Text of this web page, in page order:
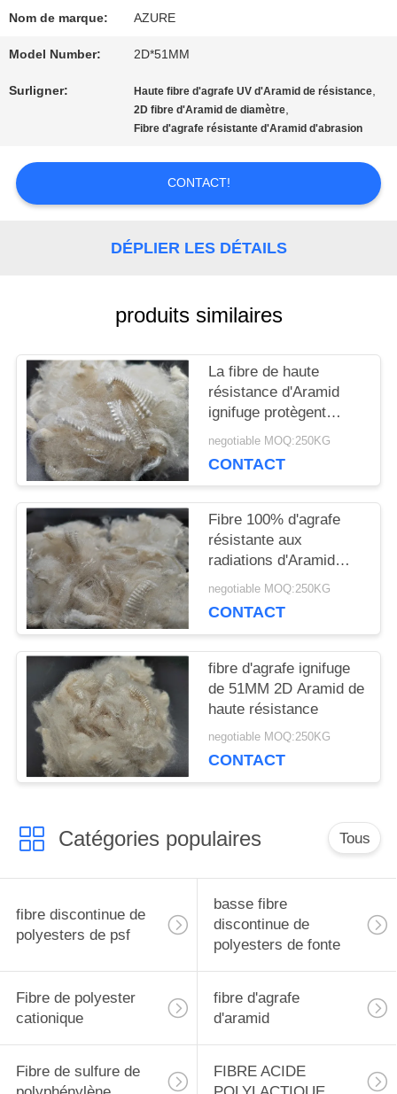
D'USINE
CONTRÔLE
QUALITÉ
NOUVELLES
CAS
PLAN
DU
SITE
PRIVACY
POLICY
Nom de marque: AZURE
Model Number: 2D*51MM
Surligner: Haute fibre d'agrafe UV d'Aramid de résistance,
2D fibre d'Aramid de diamètre,
Fibre d'agrafe résistante d'Aramid d'abrasion
CONTACT!
DÉPLIER LES DÉTAILS
produits similaires
La fibre de haute
résistance d'Aramid
ignifuge protègent
l'habillement
negotiable MOQ:250KG
CONTACT
Fibre 100% d'agrafe
résistante aux
radiations d'Aramid
51MM 2D
negotiable MOQ:250KG
CONTACT
fibre d'agrafe ignifuge
de 51MM 2D Aramid de
haute résistance
negotiable MOQ:250KG
CONTACT
Catégories populaires Tous
fibre discontinue de
polyesters de psf
basse fibre
discontinue de
polyesters de fonte
Fibre de polyester
cationique
fibre d'agrafe
d'aramid
Fibre de sulfure de
FIBRE ACIDE